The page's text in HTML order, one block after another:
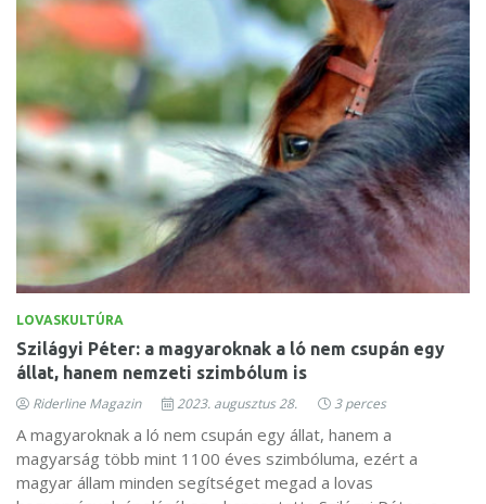
LOVASKULTÚRA
Szilágyi Péter: a magyaroknak a ló nem csupán egy
állat, hanem nemzeti szimbólum is
Riderline Magazin 2023. augusztus 28. 3 perces
A magyaroknak a ló nem csupán egy állat, hanem a
magyarság több mint 1100 éves szimbóluma, ezért a
magyar állam minden segítséget megad a lovas